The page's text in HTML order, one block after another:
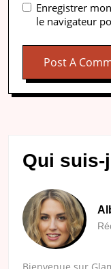
Enregistrer
le navigateur
Qui suis-
Bienvenue sur